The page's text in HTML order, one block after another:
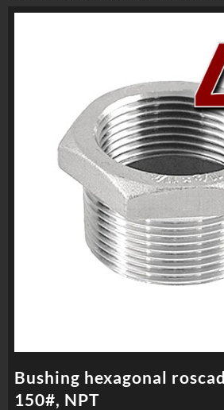
Bushing hexagonal
150#, NPT